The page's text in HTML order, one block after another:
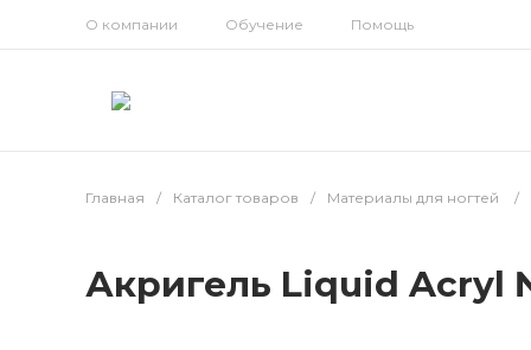
О компании Обучение Помощь
Главная / Каталог товаров / Материалы для ногтей /
Акригель Liquid Acryl